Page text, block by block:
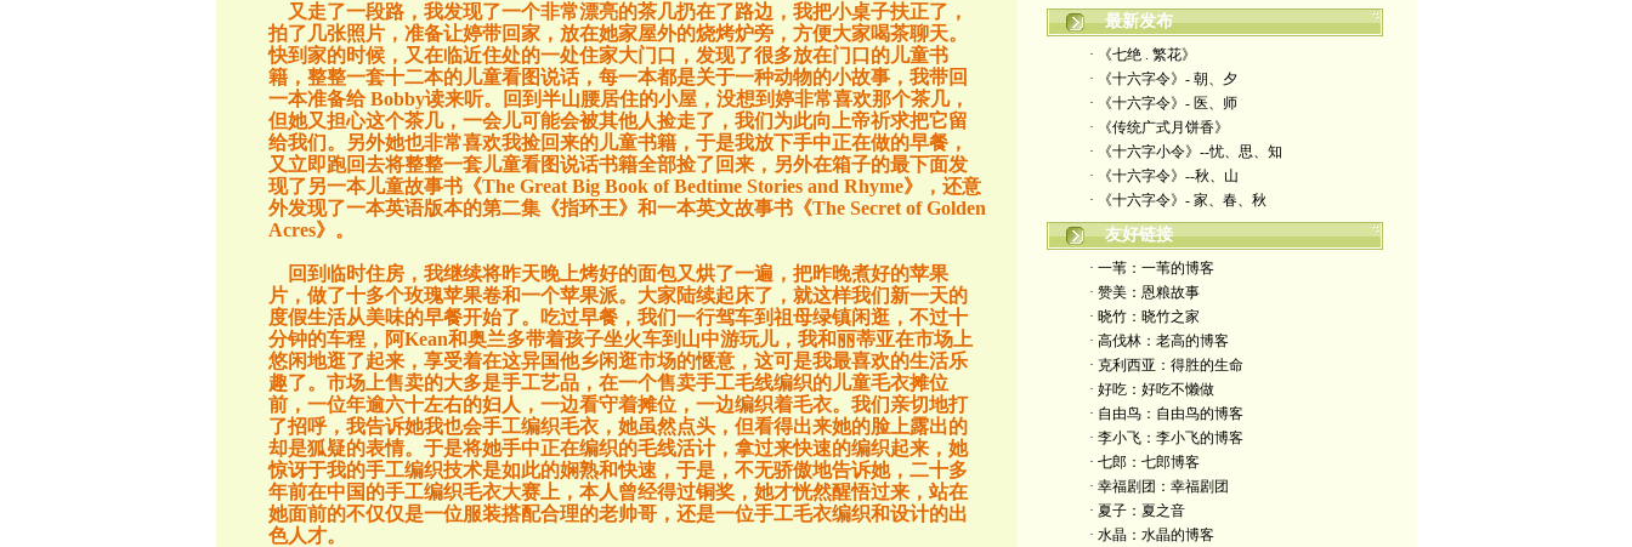
又走了一段路，我发现了一个非常漂亮的茶几扔在了路边，我把小桌子扶正了，
拍了几张照片，准备让婷带回家，放在她家屋外的烧烤炉旁，方便大家喝茶聊天。
快到家的时候，又在临近住处的一处住家大门口，发现了很多放在门口的儿童书
籍，整整一套十二本的儿童看图说话，每一本都是关于一种动物的小故事，我带回
一本准备给Bobby读来听。回到半山腰居住的小屋，没想到婷非常喜欢那个茶几，
但她又担心这个茶几，一会儿可能会被其他人捡走了，我们为此向上帝祈求把它留
给我们。另外她也非常喜欢我捡回来的儿童书籍，于是我放下手中正在做的早餐，
又立即跑回去将整整一套儿童看图说话书籍全部捡了回来，另外在箱子的最下面发
现了另一本儿童故事书《The Great Big Book of Bedtime Stories and Rhyme》，还意
外发现了一本英语版本的第二集《指环王》和一本英文故事书《The Secret of Golden
Acres》。
回到临时住房，我继续将昨天晚上烤好的面包又烘了一遍，把昨晚煮好的苹果
片，做了十多个玫瑰苹果卷和一个苹果派。大家陆续起床了，就这样我们新一天的
度假生活从美味的早餐开始了。吃过早餐，我们一行驾车到祖母绿镇闲逛，不过十
分钟的车程，阿Kean和奥兰多带着孩子坐火车到山中游玩儿，我和丽蒂亚在市场上
悠闲地逛了起来，享受着在这异国他乡闲逛市场的惬意，这可是我最喜欢的生活乐
趣了。市场上售卖的大多是手工艺品，在一个售卖手工毛线编织的儿童毛衣摊位
前，一位年逾六十左右的妇人，一边看守着摊位，一边编织着毛衣。我们亲切地打
了招呼，我告诉她我也会手工编织毛衣，她虽然点头，但看得出来她的脸上露出的
却是狐疑的表情。于是将她手中正在编织的毛线活计，拿过来快速的编织起来，她
惊讶于我的手工编织技术是如此的娴熟和快速，于是，不无骄傲地告诉她，二十多
年前在中国的手工编织毛衣大赛上，本人曾经得过铜奖，她才恍然醒悟过来，站在
她面前的不仅仅是一位服装搭配合理的老帅哥，还是一位手工毛衣编织和设计的出
色人才。
最新发布
· 《七绝 . 繁花》
· 《十六字令》- 朝、夕
· 《十六字令》- 医、师
· 《传统广式月饼香》
· 《十六字小令》--忧、思、知
· 《十六字令》--秋、山
· 《十六字令》- 家、春、秋
友好链接
· 一苇：一苇的博客
· 赞美：恩粮故事
· 晓竹：晓竹之家
· 高伐林：老高的博客
· 克利西亚：得胜的生命
· 好吃：好吃不懒做
· 自由鸟：自由鸟的博客
· 李小飞：李小飞的博客
· 七郎：七郎博客
· 幸福剧团：幸福剧团
· 夏子：夏之音
· 水晶：水晶的博客